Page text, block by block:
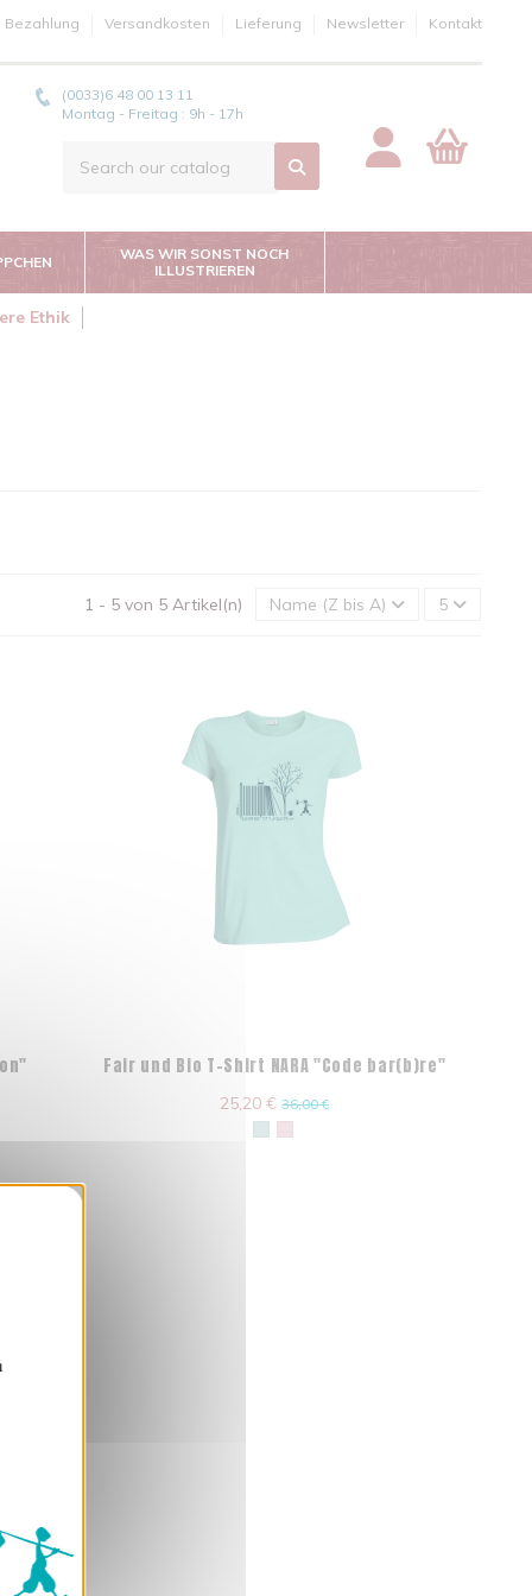
Bezahlung Versandkosten Lieferung Newsletter Kontakt
(0033)6 48 00 13 11
Montag - Freitag : 9h - 17h
WAS WIR SONST NOCH
ILLUSTRIEREN
Ethik
1 - 5 von 5 Artikel(n) Name (Z bis A) 5
Fair und Bio T-Shirt NARA "Code bar(b)re"
25,20 €36,00 €